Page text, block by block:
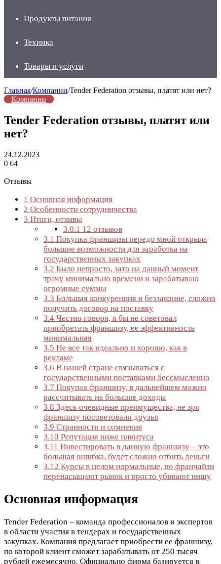
Продукты питания
Техника
Товары и услуги
Главная/Компании/Tender Federation отзывы, платят или нет?
Компании
Tender Federation отзывы, платят или
нет?
24.12.2023
0 64
Отзывы
1 Основная информация
2 Особенности сотрудничества
3 Итоги, отзывы
3.0.1 12 отзывов
3.1 Покупка франшизы передо мной открыла
большие возможности для заработка на
государственных закупках
3.2 Было непросто, зато на данный момент
трачу минимально времени и зарабатываю
огромные суммы
3.3 Большая конкуренция и беззаконие, сложно
получить договор на поставку
3.4 Честно говоря, я бы не советовал
приобретать франшизу, ее эффективность
минимальная
3.5 Не все так идеально и хорошо, как в
рекламе
3.6 В нашей стране связываться с
государственными поставками бессмысленно
3.7 Покупая франшизу, в дальнейшем можно
рассчитывать на большие доходы
3.8 Здесь очевидные преимущества, не зря
франшизу посоветовали друзья
3.9 Странности и сомнения
3.10 Репутация ниже плинтуса
3.11 Инвестировать в данную франшизу – это
большая ошибка, будет сложно отбить деньги
3.12 Курсы в целом нормальные, но франчайзи
перенасыщают рынок и просто убивают нишу
Основная информация
Tender Federation – команда профессионалов и экспертов
в области участия в тендерах и государственных
закупках. Компания предлагает приобрести ее франшизу,
по которой клиент сможет зарабатывать от 250 тысяч
рублей ежемесячно. Официально фирма базируется в